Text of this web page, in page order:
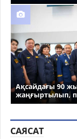
Ақсайдағы 90
жаңғыртылып,
САЯСАТ